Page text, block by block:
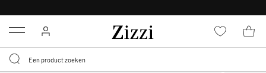
Menu